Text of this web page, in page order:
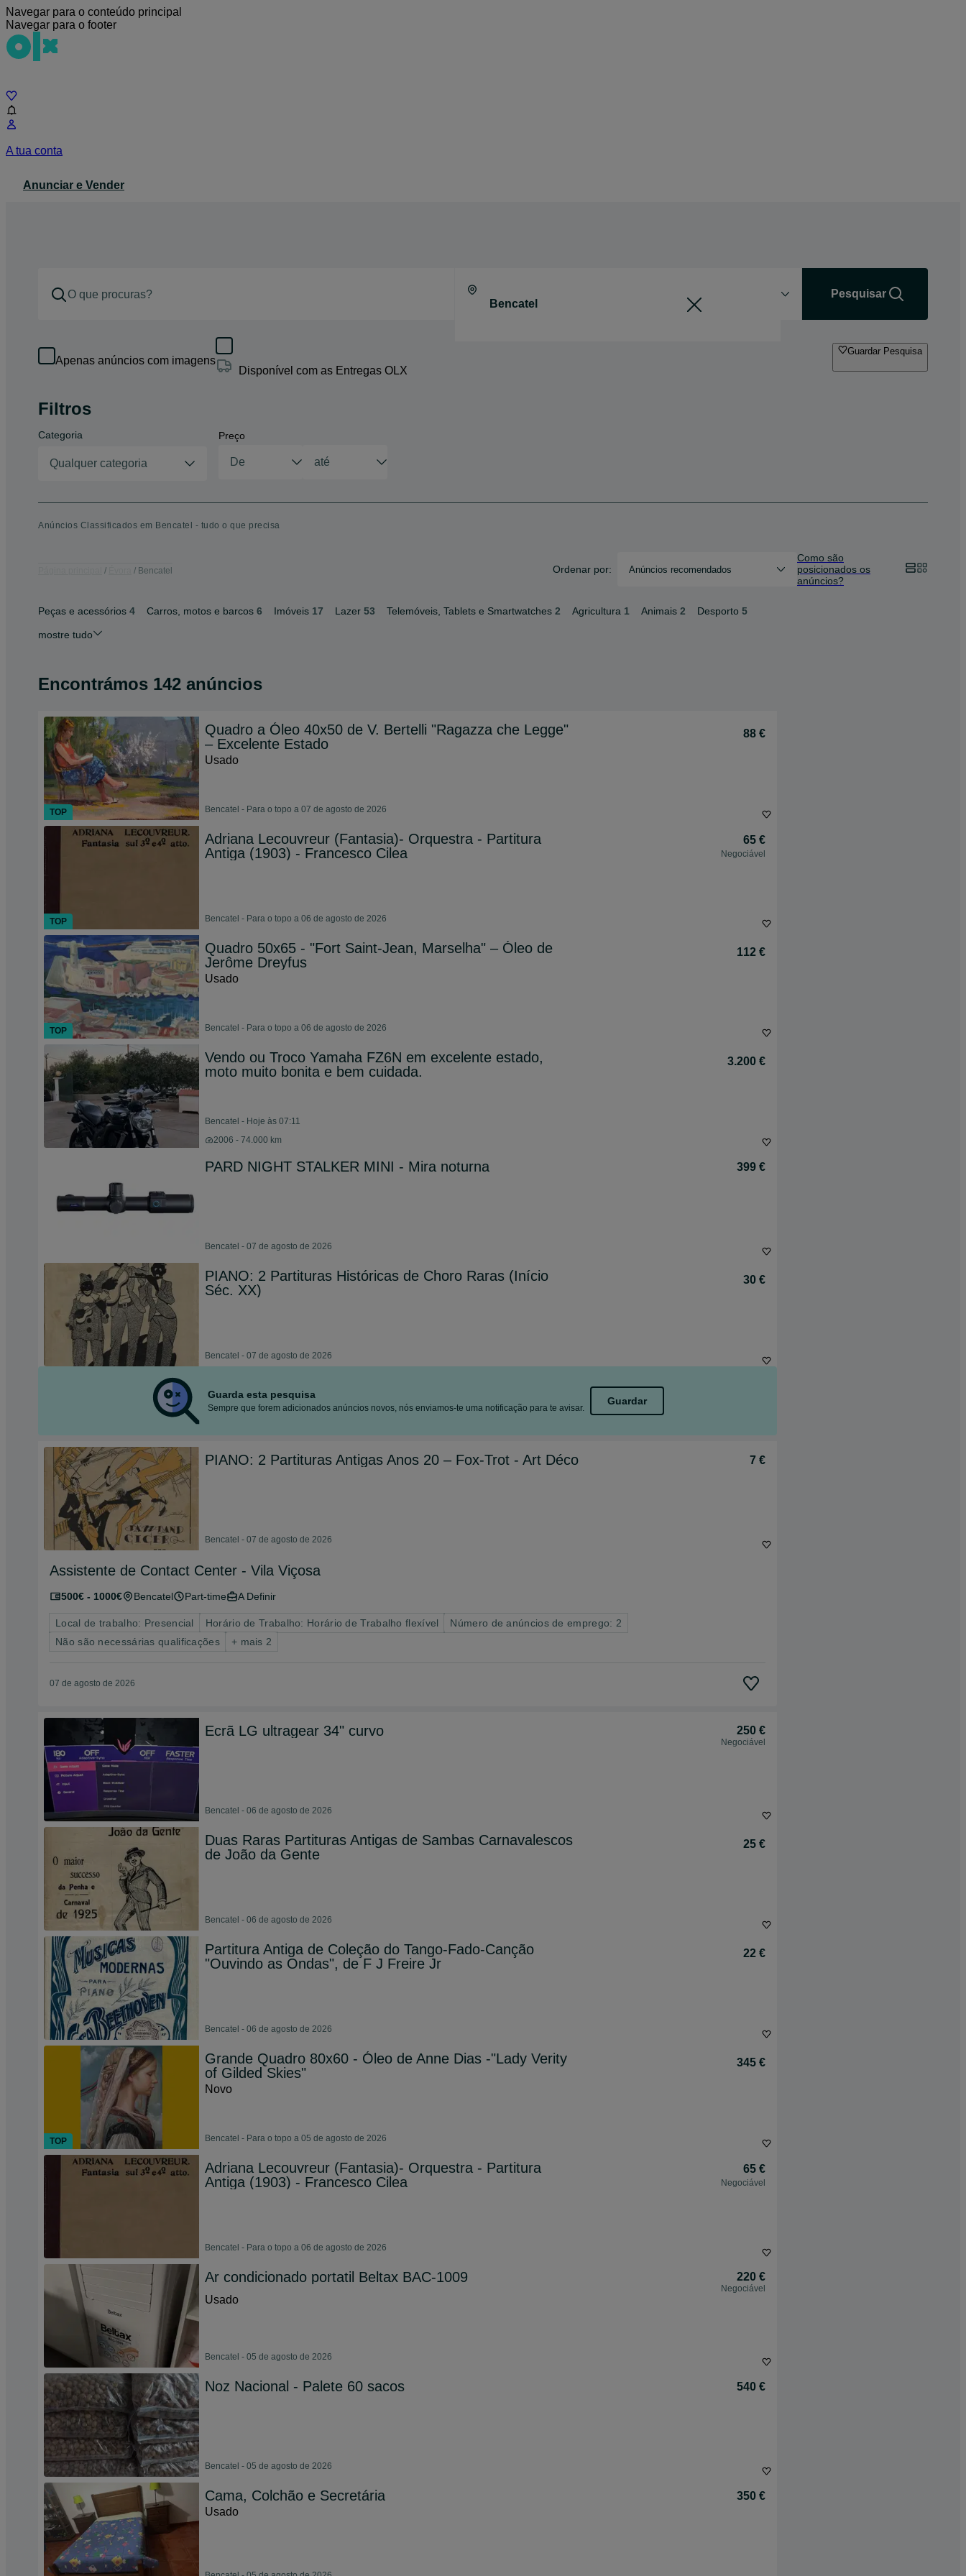
Navegar para o conteúdo principal
Navegar para o footer
A tua conta
Anunciar e Vender
Pesquisar
Apenas anúncios com imagens
Disponível com as Entregas OLX
Guardar Pesquisa
Filtros
Categoria
Qualquer categoria
Preço
Anúncios Classificados em Bencatel - tudo o que precisa
Bencatel Ordenar por: Anúncios recomendados
Como são
posicionados os
anúncios?
Peças e acessórios 4 Carros, motos e barcos 6 Imóveis 17 Lazer 53 Telemóveis, Tablets e Smartwatches 2 Agricultura 1 Animais 2 Desporto 5
mostre tudo
Encontrámos 142 anúncios
Quadro a Óleo 40x50 de V. Bertelli "Ragazza che Legge"
– Excelente Estado
88 €
Usado
Bencatel - Para o topo a 07 de agosto de 2026
Adriana Lecouvreur (Fantasia)- Orquestra - Partitura
Antiga (1903) - Francesco Cilea
65 €
Negociável
Bencatel - Para o topo a 06 de agosto de 2026
Quadro 50x65 - "Fort Saint-Jean, Marselha" – Óleo de
Jerôme Dreyfus
112 €
Usado
Bencatel - Para o topo a 06 de agosto de 2026
Vendo ou Troco Yamaha FZ6N em excelente estado,
moto muito bonita e bem cuidada.
3.200 €
Bencatel - Hoje às 07:11
2006 - 74.000 km
PARD NIGHT STALKER MINI - Mira noturna 399 €
Bencatel - 07 de agosto de 2026
PIANO: 2 Partituras Históricas de Choro Raras (Início
Séc. XX)
30 €
Bencatel - 07 de agosto de 2026
Guarda esta pesquisa
Sempre que forem adicionados anúncios novos, nós enviamos-te uma notificação para te avisar.
Guardar
PIANO: 2 Partituras Antigas Anos 20 – Fox-Trot - Art Déco 7 €
Bencatel - 07 de agosto de 2026
Assistente de Contact Center - Vila Viçosa
500€ - 1000€ Bencatel Part-time A Definir
Local de trabalho: Presencial Horário de Trabalho: Horário de Trabalho flexível
Número de anúncios de emprego: 2
Não são necessárias qualificações
+ mais 2
07 de agosto de 2026
Ecrã LG ultragear 34" curvo 250 €
Negociável
Bencatel - 06 de agosto de 2026
Duas Raras Partituras Antigas de Sambas Carnavalescos
de João da Gente
25 €
Bencatel - 06 de agosto de 2026
Partitura Antiga de Coleção do Tango-Fado-Canção
"Ouvindo as Ondas", de F J Freire Jr
22 €
Bencatel - 06 de agosto de 2026
Grande Quadro 80x60 - Óleo de Anne Dias -"Lady Verity
of Gilded Skies"
345 €
Novo
Bencatel - Para o topo a 05 de agosto de 2026
Adriana Lecouvreur (Fantasia)- Orquestra - Partitura
Antiga (1903) - Francesco Cilea
65 €
Negociável
Bencatel - Para o topo a 06 de agosto de 2026
Ar condicionado portatil Beltax BAC-1009 220 €
Negociável
Usado
Bencatel - 05 de agosto de 2026
Noz Nacional - Palete 60 sacos 540 €
Bencatel - 05 de agosto de 2026
Cama, Colchão e Secretária
350 €
Usado
TOP
TOP
TOP
TOP